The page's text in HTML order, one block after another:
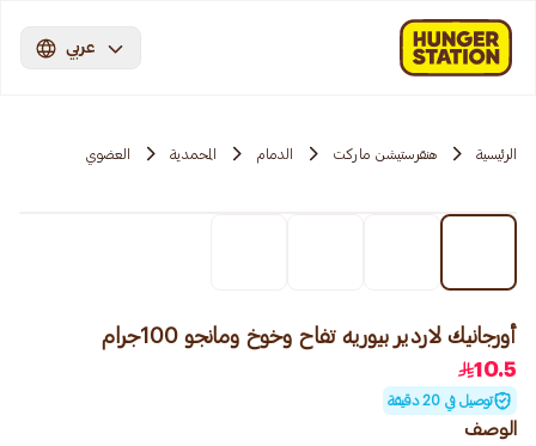
عربي
الرئيسية هنقرستيشن ماركت الدمام المحمدية العضوي
أورجانيك لاردير بيوريه تفاح وخوخ ومانجو 100جرام
10.5
توصيل في 20 دقيقة
الوصف